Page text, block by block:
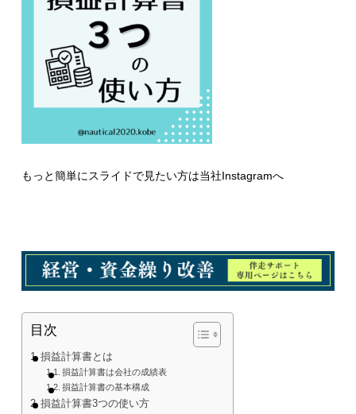
もっと簡単にスライドで見たい方は当社Instagramへ
目次
損益計算書とは
損益計算書は会社の成績表
損益計算書の基本構成
損益計算書3つの使い方